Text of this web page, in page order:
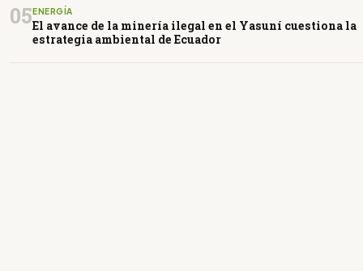
05ENERGÍA
El avance de la minería ilegal en el Yasuní cuestiona la
estrategia ambiental de Ecuador